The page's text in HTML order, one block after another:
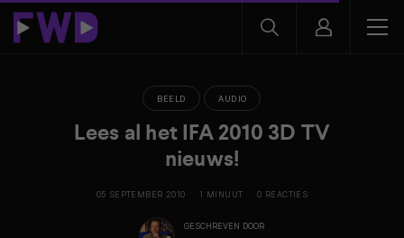
BEELD AUDIO
Lees al het IFA 2010 3D TV
nieuws!
05 SEPTEMBER 2010 1 MINUUT 0 REACTIES
GESCHREVEN DOOR